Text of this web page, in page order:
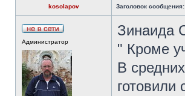
kosolapov Заголовок сообщения:
Администратор
Зинаида
" Кроме
В
готовили